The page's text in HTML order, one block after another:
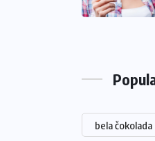
bela čokolada